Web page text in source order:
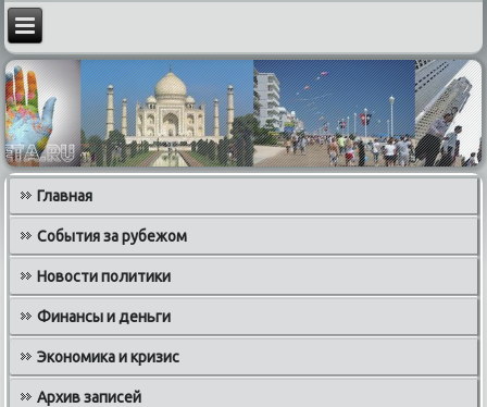
Главная
События за рубежом
Новости политики
Финансы и деньги
Экономика и кризис
Архив записей